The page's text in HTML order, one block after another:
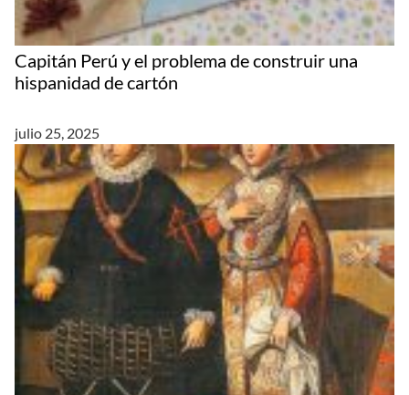
Capitán Perú y el problema de construir una
hispanidad de cartón
julio 25, 2025